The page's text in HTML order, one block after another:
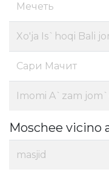
Мечеть
Xo'ja Is`hoqi Bali
Сари Мачит
Imomi A`zam
Moschee vicino
masjid